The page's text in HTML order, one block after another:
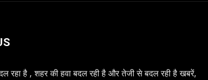
रहा है , शहर की हवा बदल रही है और तेजी से बदल रही है खबरें,